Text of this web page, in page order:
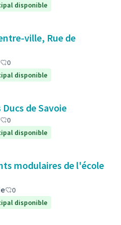
disponible
ville, Rue de
0
disponible
de Savoie
0
disponible
modulaires de l'école
0
disponible